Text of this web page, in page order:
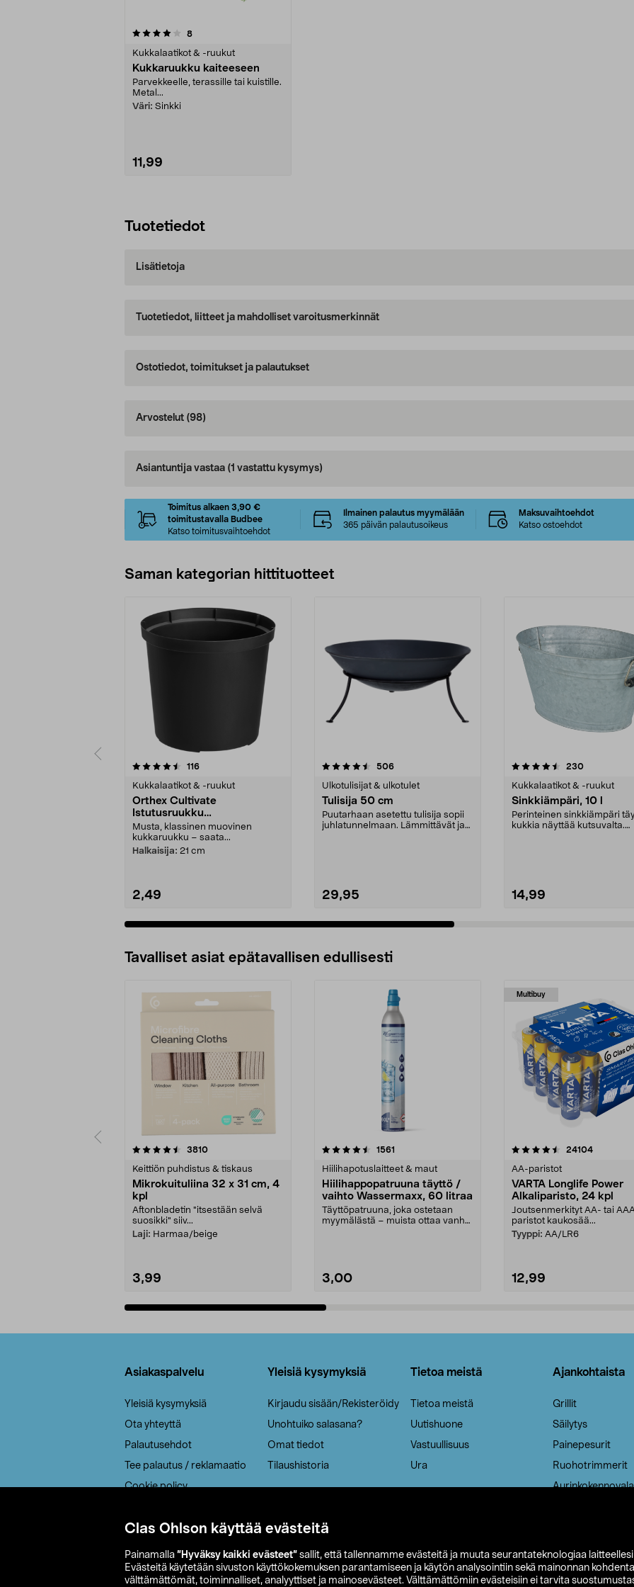
Clas Ohlson käyttää evästeitä
Painamalla ”Hyväksy kaikki evästeet” sallit, että tallennamme evästeitä ja muuta seurantateknologiaa laitteellesi
Evästeitä käytetään sivuston käyttökokemuksen parantamiseen ja käytön analysointiin sekä mainonnan
välttämättömät, toiminnalliset, analyyttiset ja mainosevästeet. Välttämättömiin evästeisiin ei tarvita
8arvostelut
Kukkalaatikot & -ruukut
Kukkaruukku kaiteeseen
Parvekkeelle, terassille tai kuistille.
Metal...
Väri: Sinkki
11,99
Tuotetiedot
Lisätietoja
Tuotetiedot, liitteet ja mahdolliset varoitusmerkinnät
Ostotiedot, toimitukset ja palautukset
Arvostelut (98)
Asiantuntija vastaa (1 vastattu kysymys)
Toimitus alkaen 3,90 €
toimitustavalla Budbee
Katso toimitusvaihtoehdot
Ilmainen palautus myymälään
365 päivän palautusoikeus
Maksuvaihtoehdot
Katso ostoehdot
Saman kategorian hittituotteet
116arvostelut
Kukkalaatikot & -ruukut
Orthex Cultivate
Istutusruukku
kierrätysmuovia, musta
Musta, klassinen muovinen
kukkaruukku – saata...
Halkaisija: 21 cm
2,49
4.5 viidestä
506arvostelut
Ulkotulisijat & ulkotulet
Tulisija 50 cm
Puutarhaan asetettu tulisija sopii
juhlatunnelmaan. Lämmittävät ja
29,95
4.5 viidestä
230arvostelut
Kukkalaatikot & -ruukut
Sinkkiämpäri, 10 l
Perinteinen sinkkiämpäri
kukkia näyttää kutsuvalta.
14,99
4.5 viidestä
Tavalliset asiat epätavallisen edullisesti
3810arvostelut
Keittiön puhdistus & tiskaus
Mikrokuituliina 32 x 31 cm, 4
kpl
Aftonbladetin "itsestään selvä
suosikki" siiv...
Laji: Harmaa/beige
3,99
4.5viidestä
1561
Hiilihapotuslaitteet & maut
Hiilihappopatruuna täyttö /
vaihto Wassermaxx, 60 litraa
Täyttöpatruuna, joka ostetaan
myymälästä – muista ottaa vanha
3,00
Multibuy
4.5viidestä
24104arvostelut
AA-paristot
VARTA Longlife Power
Alkaliparisto, 24 kpl
Joutsenmerkityt AA- tai
paristot kaukosää...
Tyyppi: AA/LR6
12,99
4.5viidestä
Asiakaspalvelu
Yleisiä kysymyksiä
Ota yhteyttä
Palautusehdot
Tee palautus / reklamaatio
Cookie policy
Saavutettavuus
Yleisiä kysymyksiä
Kirjaudu sisään/Rekisteröidy
Unohtuiko salasana?
Omat tiedot
Tilaushistoria
Tietoa meistä
Tietoa meistä
Uutishuone
Vastuullisuus
Ura
Ajankohtaista
Grillit
Säilytys
Painepesurit
Ruohotrimmerit